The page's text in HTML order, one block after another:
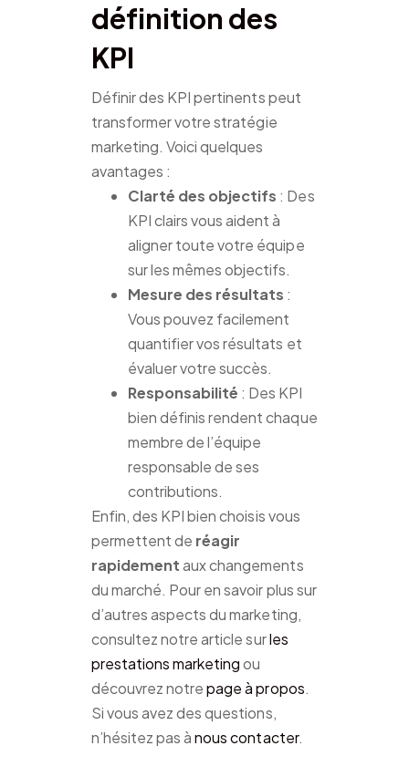
définition des
KPI
Définir des KPI pertinents peut
transformer votre stratégie
marketing. Voici quelques
avantages :
Clarté des objectifs : Des
KPI clairs vous aident à
aligner toute votre équipe
sur les mêmes objectifs.
Mesure des résultats :
Vous pouvez facilement
quantifier vos résultats et
évaluer votre succès.
Responsabilité : Des KPI
bien définis rendent chaque
membre de l’équipe
responsable de ses
contributions.
Enfin, des KPI bien choisis vous
permettent de réagir
rapidementaux changements
du marché. Pour en savoir plus sur
d’autres aspects du marketing,
consultez notre article surles
prestations marketingou
découvrez notrepage à propos.
Si vous avez des questions,
n’hésitez pas ànous contacter.